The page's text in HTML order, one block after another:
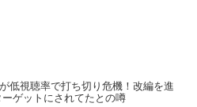
低視聴率で打ち切り危機！改編を進
ゲットにされてたとの噂